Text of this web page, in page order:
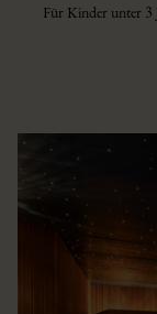
Für Kinder unter 3